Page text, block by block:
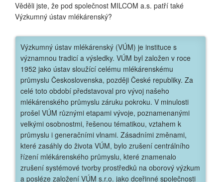
Věděli jste, že pod společnost MILCOM a.s. patří také
Výzkumný ústav mlékárenský?
Výzkumný ústav mlékárenský (VÚM) je instituce s
významnou tradicí a výsledky. VÚM byl založen v roce
1952 jako ústav sloužící celému mlékárenskému
průmyslu Československa, později České republiky. Za
celé toto období představoval pro vývoj našeho
mlékárenského průmyslu záruku pokroku. V minulosti
prošel VÚM různými etapami vývoje, poznamenanými
velkými osobnostmi, řešenou tématikou, vztahem k
průmyslu i generačními vlnami. Zásadními změnami,
které zasáhly do života VÚM, bylo zrušení centrálního
řízení mlékárenského průmyslu, které znamenalo
zrušení systémové tvorby prostředků na oborový výzkum
a posléze založení VÚM s.r.o. jako dceřinné společnosti